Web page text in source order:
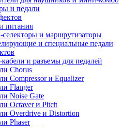
и педали
питания
и маршрутизаторы
и специальные педали
и разъемы для педалей
Chorus
Compressor и Equalizer
Flanger
Noise Gate
Octaver и Pitch
Overdrive и Distortion
Phaser